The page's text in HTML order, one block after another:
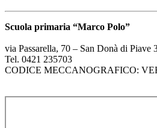
Scuola primaria “Marco Polo”
via Passarella, 70 – San Donà di Piave
Tel. 0421 235703
CODICE MECCANOGRAFICO: